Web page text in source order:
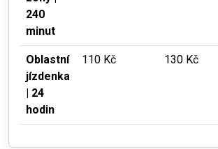
240
minut
Oblastní
jízdenka
| 24
hodin
110 Kč 130 Kč